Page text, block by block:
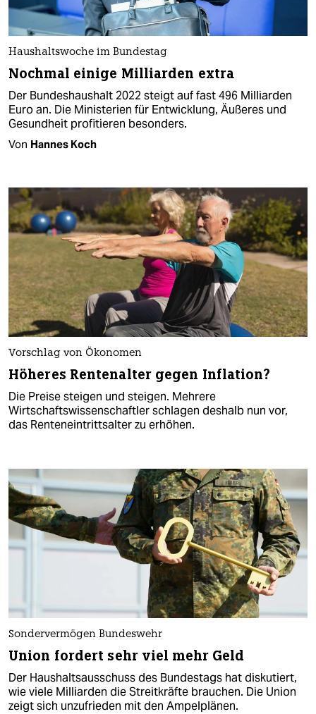
Haushaltswoche im Bundestag
Nochmal einige Milliarden extra
Der Bundeshaushalt 2022 steigt auf fast 496 Milliarden
Euro an. Die Ministerien für Entwicklung, Äußeres und
Gesundheit profitieren besonders.
Von Hannes Koch
Vorschlag von Ökonomen
Höheres Rentenalter gegen Inflation?
Die Preise steigen und steigen. Mehrere
Wirtschaftswissenschaftler schlagen deshalb nun vor,
das Renteneintrittsalter zu erhöhen.
Sondervermögen Bundeswehr
Union fordert sehr viel mehr Geld
Der Haushaltsausschuss des Bundestags hat diskutiert,
wie viele Milliarden die Streitkräfte brauchen. Die Union
zeigt sich unzufrieden mit den Ampelplänen.